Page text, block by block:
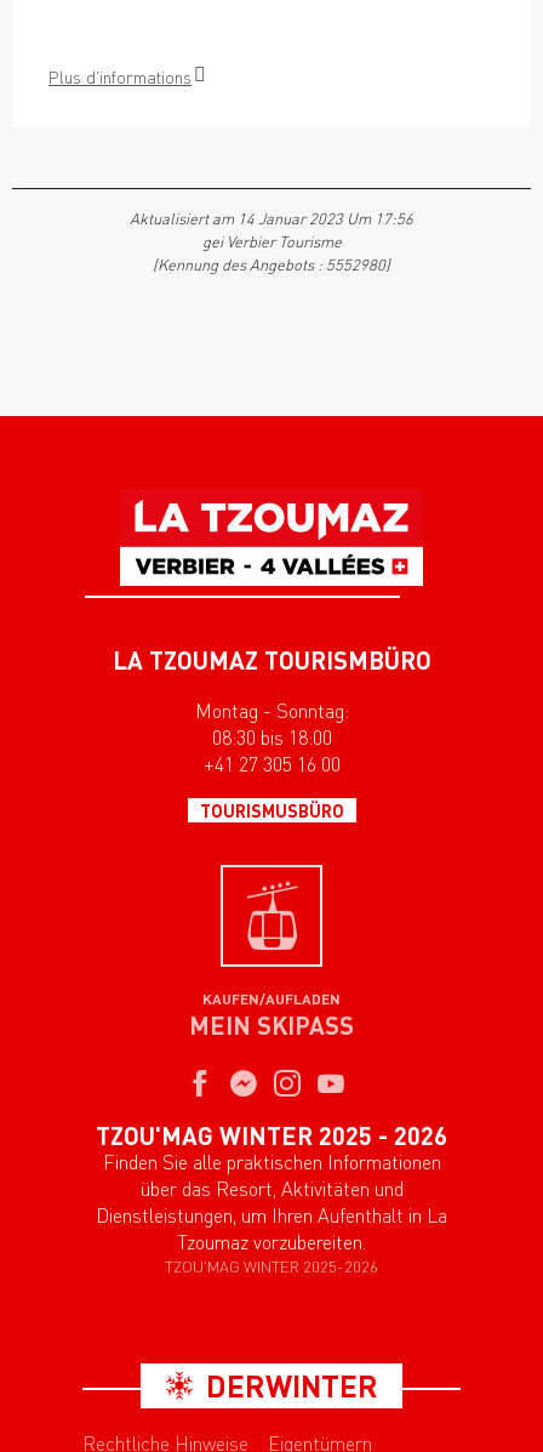
Plus d'informations
Aktualisiert am 14 Januar 2023 Um 17:56
gei Verbier Tourisme
(Kennung des Angebots : 5552980)
LA TZOUMAZ TOURISMBÜRO
Montag - Sonntag:
08:30 bis 18:00
+41 27 305 16 00
TOURISMUSBÜRO
KAUFEN/AUFLADEN
MEIN SKIPASS
TZOU'MAG WINTER 2025 - 2026
Finden Sie alle praktischen Informationen
über das Resort, Aktivitäten und
Dienstleistungen, um Ihren Aufenthalt in La
Tzoumaz vorzubereiten.
TZOU'MAG WINTER 2025-2026
DERWINTER
Rechtliche Hinweise Eigentümern